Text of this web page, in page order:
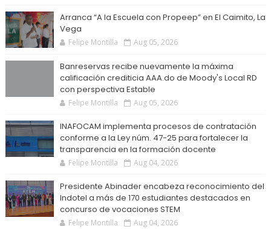
Arranca “A la Escuela con Propeep” en El Caimito, La
Vega
Felipe Montilla Aug 05, 2026
Banreservas recibe nuevamente la máxima
calificación crediticia AAA.do de Moody's Local RD
con perspectiva Estable
Felipe Montilla Aug 05, 2026
INAFOCAM implementa procesos de contratación
conforme a la Ley núm. 47-25 para fortalecer la
transparencia en la formación docente
Felipe Montilla Aug 04, 2026
Presidente Abinader encabeza reconocimiento del
Indotel a más de 170 estudiantes destacados en
concurso de vocaciones STEM
Felipe Montilla Aug 04, 2026